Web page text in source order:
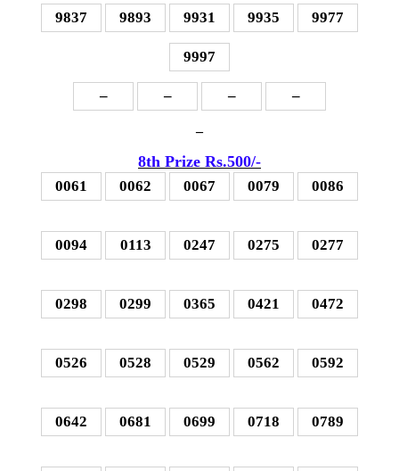
9837 9893 9931 9935 9977
9997
– – – –
–
8th Prize Rs.500/-
0061 0062 0067 0079 0086
0094 0113 0247 0275 0277
0298 0299 0365 0421 0472
0526 0528 0529 0562 0592
0642 0681 0699 0718 0789